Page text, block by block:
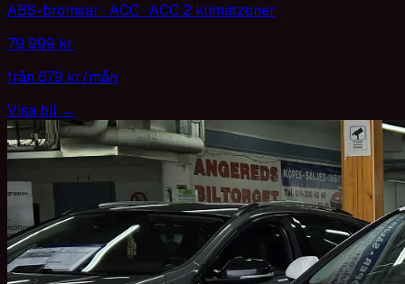
ABS-bromsar · ACC · ACC 2 klimatzoner
79 999 kr
från679 kr/mån
Visa bil →